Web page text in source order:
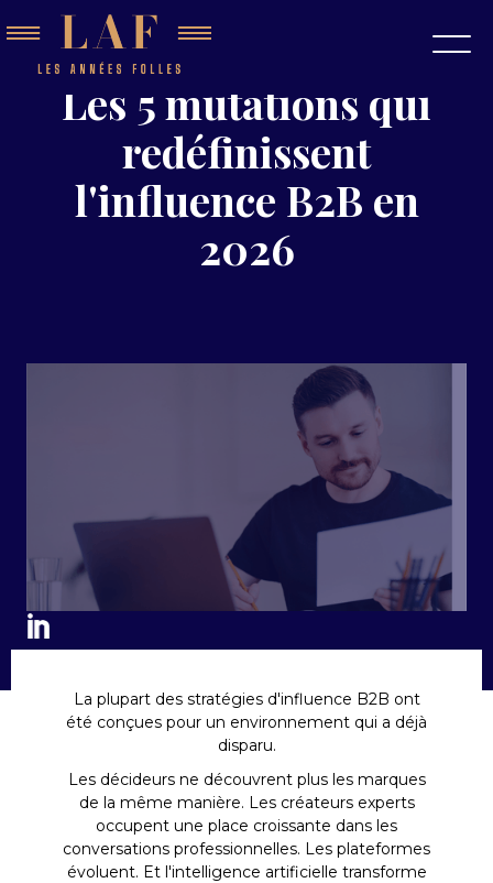
Les 5 mutations qui
redéfinissent
l'influence B2B en
2026
La plupart des stratégies d'influence B2B ont
été conçues pour un environnement qui a déjà
disparu.
Les décideurs ne découvrent plus les marques
de la même manière. Les créateurs experts
occupent une place croissante dans les
conversations professionnelles. Les plateformes
évoluent. Et l'intelligence artificielle transforme